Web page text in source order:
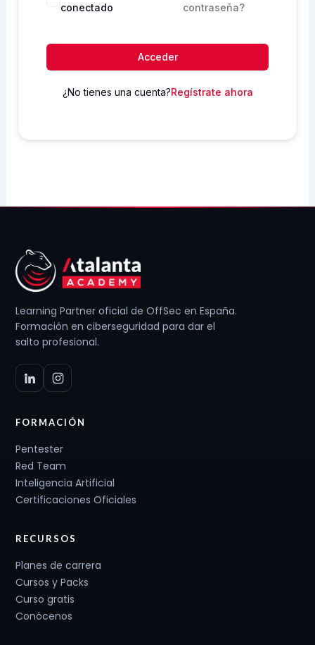
conectado
contraseña?
Acceder
¿No tienes una cuenta?Regístrate ahora
Learning Partner oficial de OffSec en España.
Formación en ciberseguridad para dar el
salto profesional.
FORMACIÓN
Pentester
Red Team
Inteligencia Artificial
Certificaciones Oficiales
RECURSOS
Planes de carrera
Cursos y Packs
Curso gratis
Conócenos